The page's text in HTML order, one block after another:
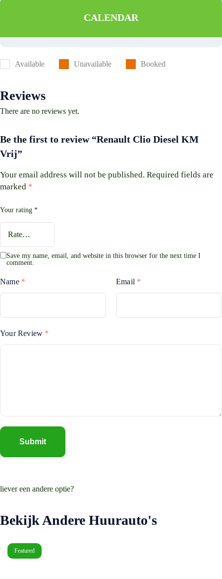
CALENDAR
Available Unavailable Booked
Reviews
There are no reviews yet.
Be the first to review “Renault Clio Diesel KM
Vrij”
Your email address will not be published. Required fields are
marked *
Your rating *
Your Review *
Name * Email *
Save my name, email, and website in this browser for the next time I
comment.
liever een andere optie?
Bekijk Andere Huurauto's
Featured